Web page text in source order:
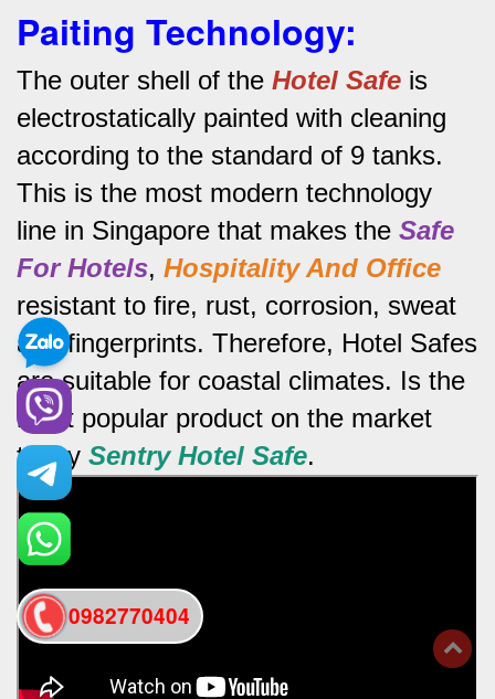
Paiting Technology:
The outer shell of the Hotel Safe is
electrostatically painted with cleaning
according to the standard of 9 tanks.
This is the most modern technology
line in Singapore that makes the Safe
For Hotels, Hospitality And Office
resistant to fire, rust, corrosion, sweat
and fingerprints. Therefore, Hotel Safes
are suitable for coastal climates. Is the
most popular product on the market
today Sentry Hotel Safe.
0982770404